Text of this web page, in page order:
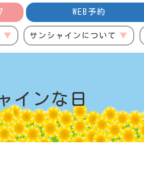
WEB予約
サンシャインについて
インな日